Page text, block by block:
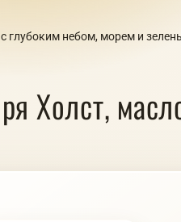
глубоким небом, морем и
Холст,